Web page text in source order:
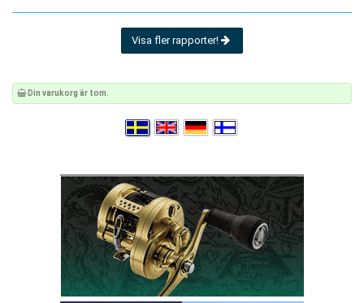
Visa fler rapporter!
Din varukorg är tom.